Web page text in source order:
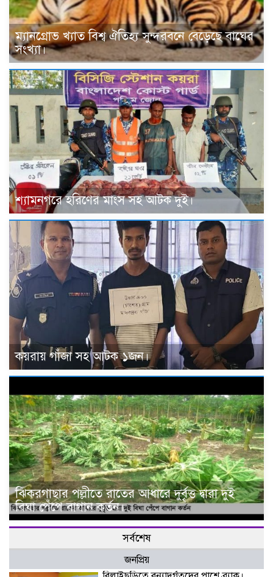
ম্যানগ্রোভ খ্যাত বিশ্ব ঐতিহ্য সুন্দরবনে বেড়েছে বাঘের
সংখ্যা।
শ্যামনগরে হরিণের মাংস সহ আটক দুই।
কয়রায় গাঁজা সহ আটক ১জন।
ঝিকরগাছার পল্লীতে রাতের আধারে দুর্বৃত্ত দ্বারা দুই
বিঘা পেঁপে বাগান কর্তন।
সর্বশেষ
জনপ্রিয়